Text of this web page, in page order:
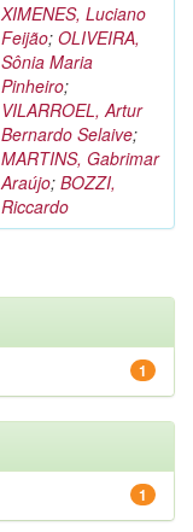
XIMENES, Luciano
Feijão; OLIVEIRA,
Sônia Maria
Pinheiro;
VILARROEL, Artur
Bernardo Selaive;
MARTINS, Gabrimar
Araújo; BOZZI,
Riccardo
1
1